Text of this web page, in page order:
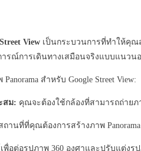
View เป็นกระบวนการที่ทำให้คุณ
ารณ์การเดินทางเสมือนจริงแบบแนวน
สำหรับ Google Street View:
สม: คุณจะต้องใช้กล้องที่สามารถถ่ายภ
านที่ที่คุณต้องการสร้างภาพ
พื่อต่อรูปภาพ 360 องศาและปรับแต่ง